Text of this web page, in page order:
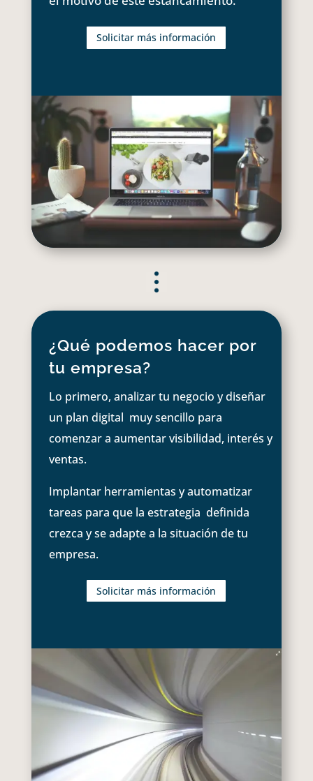
Solicitar más información
¿Qué podemos hacer por
tu empresa?
Lo primero, analizar tu negocio y diseñar
un plan digital muy sencillo para
comenzar a aumentar visibilidad, interés y
ventas.
Implantar herramientas y automatizar
tareas para que la estrategia definida
crezca y se adapte a la situación de tu
empresa.
Solicitar más información